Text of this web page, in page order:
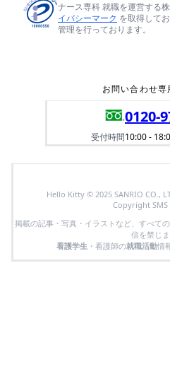
ナース専科 就職を運営する
イバシーマーク を取得して
管理を行っております。
お問い合わせ
0120-
受付時間10:00 -
Hello Kitty © 2025 SANRIO CO.,
Copyright SMS
掲載の記事・写真・イラストなど、すべて
信を禁じま
看護学生・看護師の就職活動情